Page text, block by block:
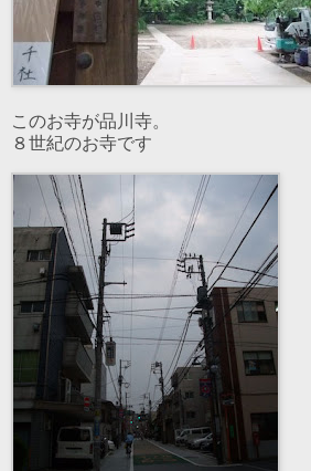
このお寺が品川寺。
８世紀のお寺です